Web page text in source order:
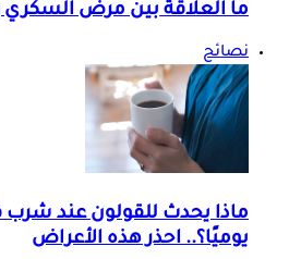
ما العلاقة بين مرض السكري
نصائح
ماذا يحدث للقولون عند
يوميًا؟.. احذر هذه الأعراض